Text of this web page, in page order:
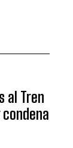
al Tren